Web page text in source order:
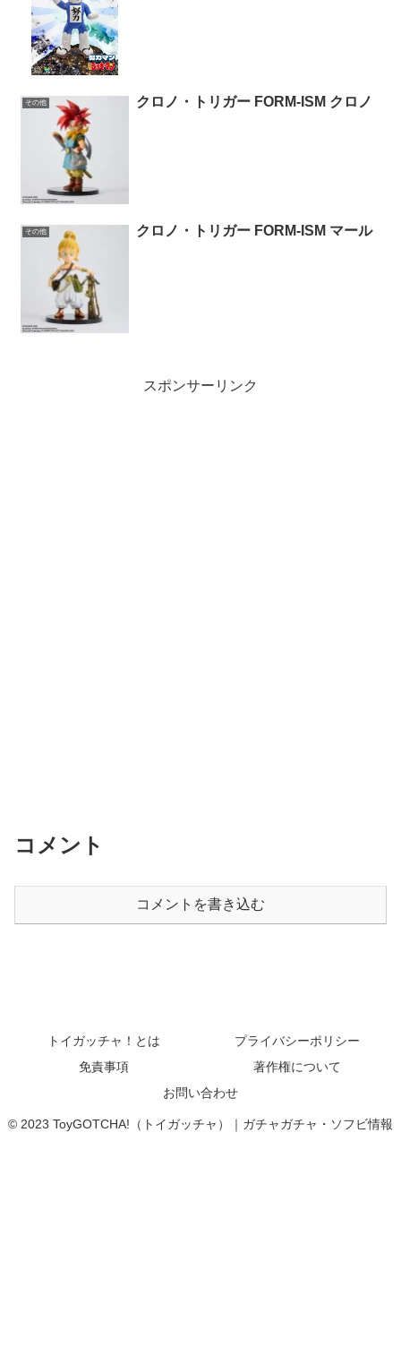
その他 クロノ・トリガー FORM-ISM クロノ
その他 クロノ・トリガー FORM-ISM マール
スポンサーリンク
コメント
コメントを書き込む
トイガッチャ！とは
プライバシーポリシー
免責事項
著作権について
お問い合わせ
© 2023 ToyGOTCHA!（トイガッチャ）｜ガチャガチャ・ソフビ情報